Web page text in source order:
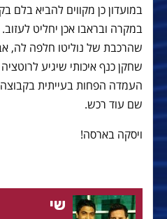
במועדון כן מקווים להביא בלם
במקרה ובראבו אכן יחליט
שהרכבת של נוליטו חלפה לה,
שחקן כנף איכותי שיגיע
העמדה הפחות בעייתית
שם עוד רכש.
ויסקה בארסה!
שי